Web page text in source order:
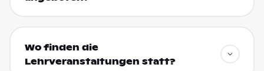
Wo finden die
Lehrveranstaltungen statt?